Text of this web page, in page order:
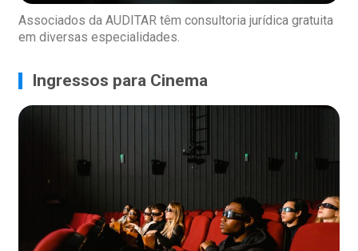
Associados da AUDITAR têm consultoria jurídica gratuita
em diversas especialidades.
Ingressos para Cinema